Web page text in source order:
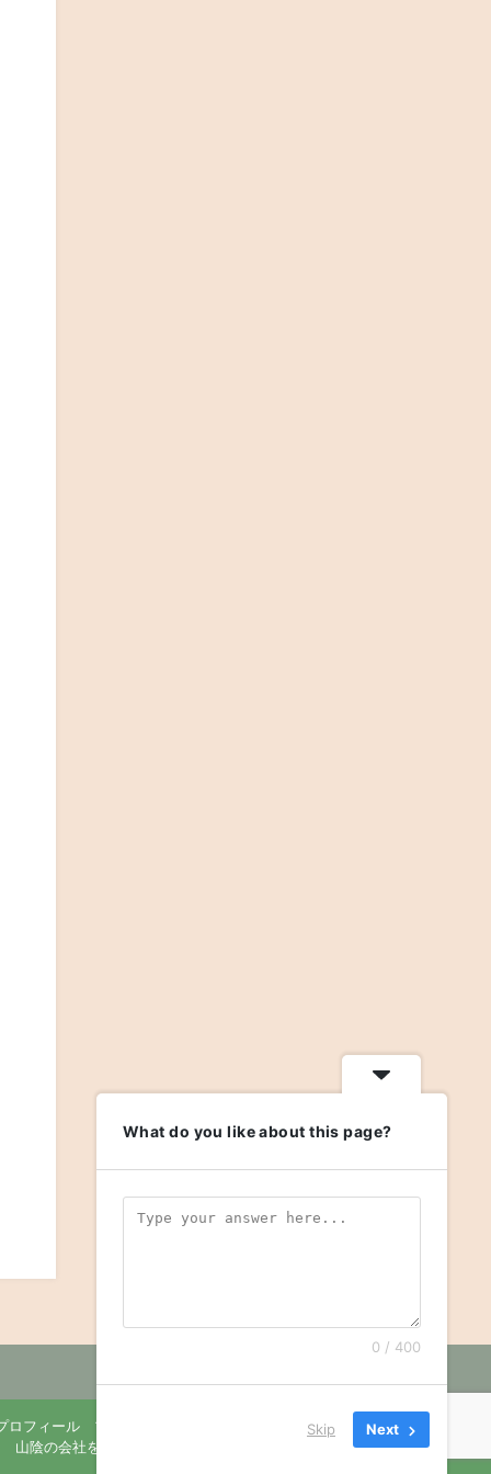
ロフィール プライバシーポリシー
お問い合せ
山陰の会社を元気にする影山社労士事務所 All Rights Reserved.
What do you like about this page?
0 / 400
Skip Next